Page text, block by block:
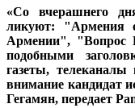
«Со вчерашнего
ликуют: "Армения
Армении", "Вопрос
подобными
газеты,
внимание кандидат
Гегамян, передает